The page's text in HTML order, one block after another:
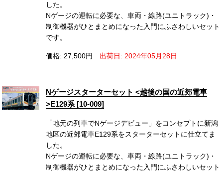
した。
Nゲージの運転に必要な、車両・線路(ユニトラック)・
制御機器がひとまとめになった入門にふさわしいセット
です。
価格: 27,500円 出荷日: 2024年05月28日
Nゲージスターターセット <越後の国の近郊電車
>E129系 [10-009]
「地元の列車でNゲージデビュー」をコンセプトに新潟
地区の近郊電車E129系をスターターセットに仕立てま
した。
Nゲージの運転に必要な、車両・線路(ユニトラック)・
制御機器がひとまとめになった入門にふさわしいセット